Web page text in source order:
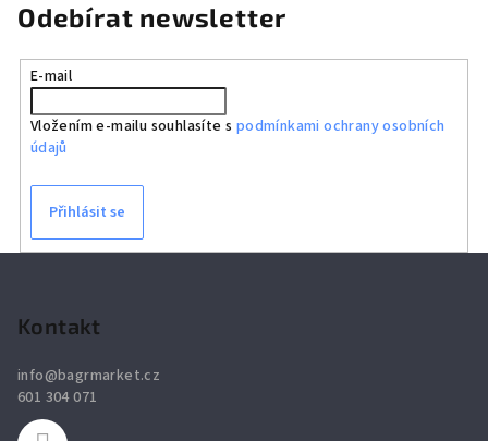
Odebírat newsletter
E-mail
Vložením e-mailu souhlasíte s podmínkami ochrany osobních
údajů
Přihlásit se
Kontakt
info@bagrmarket.cz
601 304 071